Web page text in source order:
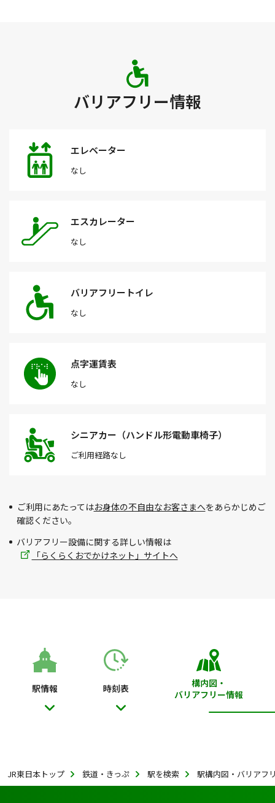
バリアフリー情報
エレベーター
なし
エスカレーター
なし
バリアフリートイレ
なし
点字運賃表
なし
シニアカー（ハンドル形電動車椅子）
ご利用経路なし
ご利用にあたってはお身体の不自由なお客さまへをあらかじめご
確認ください。
バリアフリー設備に関する詳しい情報は
「らくらくおでかけネット」サイトへ
駅情報 時刻表
構内図・
バリアフリー情報
JR東日本トップ 鉄道・きっぷ 駅を検索 駅構内図・バリアフ